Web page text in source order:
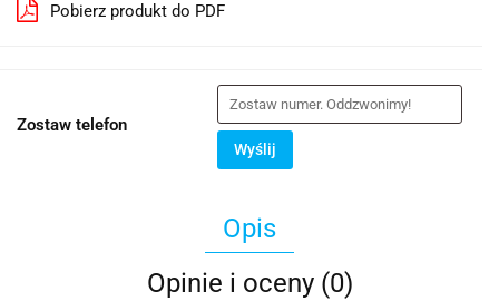
Pobierz produkt do PDF
Zostaw telefon
Wyślij
Opis
Opinie i oceny (0)